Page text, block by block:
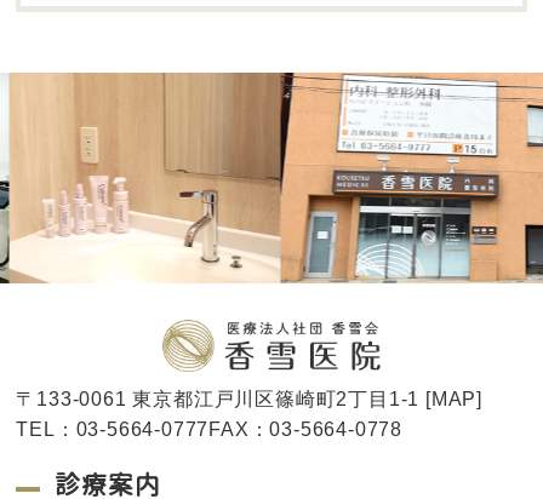
〒133-0061 東京都江戸川区篠崎町2丁目1-1 [MAP]
TEL：03-5664-0777FAX：03-5664-0778
診療案内